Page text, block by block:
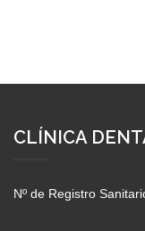
CLÍNICA
Nº de Registro